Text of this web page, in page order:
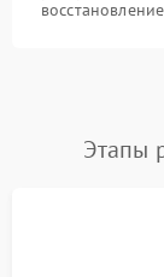
Этапы